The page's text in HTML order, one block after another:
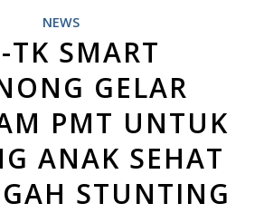
NEWS
TK SMART
GELAR
PMT UNTUK
ANAK SEHAT
STUNTING